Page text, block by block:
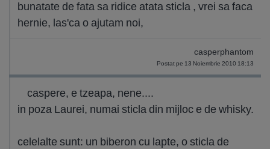
bunatate de fata sa ridice atata sticla , vrei sa faca
hernie, las'ca o ajutam noi,
casperphantom
Postat pe 13 Noiembrie 2010 18:13
caspere, e tzeapa, nene....
in poza Laurei, numai sticla din mijloc e de whisky.
celelalte sunt: un biberon cu lapte, o sticla de